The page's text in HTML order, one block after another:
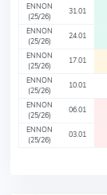
ENNON
(25/26)
31.01
ENNON
(25/26)
24.01
ENNON
(25/26)
17.01
ENNON
(25/26)
10.01
ENNON
(25/26)
06.01
ENNON
(25/26)
03.01